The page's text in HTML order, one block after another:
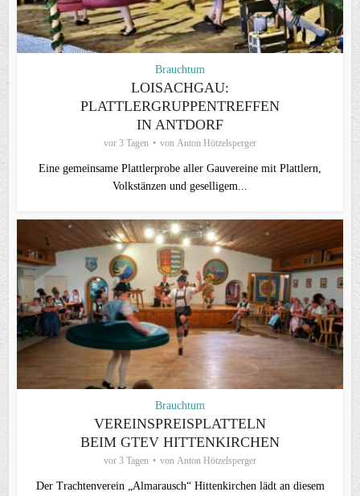
Brauchtum
LOISACHGAU:
PLATTLERGRUPPENTREFFEN
IN ANTDORF
vor 3 Tagen von Anton Hötzelsperger
Eine gemeinsame Plattlerprobe aller Gauvereine mit Plattlern,
Volkstänzen und geselligem...
Brauchtum
VEREINSPREISPLATTELN
BEIM GTEV HITTENKIRCHEN
vor 3 Tagen von Anton Hötzelsperger
Der Trachtenverein „Almarausch“ Hittenkirchen lädt an diesem